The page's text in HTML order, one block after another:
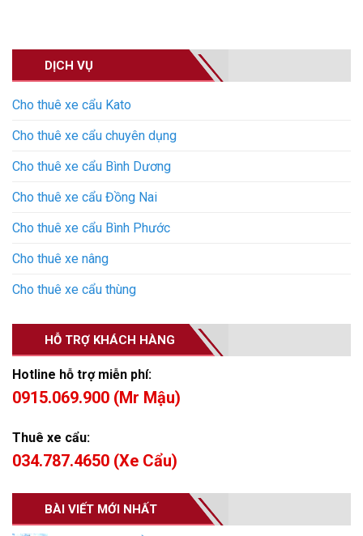
DỊCH VỤ
Cho thuê xe cẩu Kato
Cho thuê xe cẩu chuyên dụng
Cho thuê xe cẩu Bình Dương
Cho thuê xe cẩu Đồng Nai
Cho thuê xe cẩu Bình Phước
Cho thuê xe nâng
Cho thuê xe cẩu thùng
HỖ TRỢ KHÁCH HÀNG
Hotline hỗ trợ miễn phí:
0915.069.900 (Mr Mậu)
Thuê xe cẩu:
034.787.4650 (Xe Cẩu)
BÀI VIẾT MỚI NHẤT